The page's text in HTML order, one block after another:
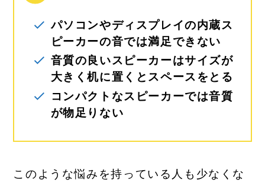
パソコンやディスプレイの内蔵ス
ピーカーの音では満足できない
音質の良いスピーカーはサイズが
大きく机に置くとスペースをとる
コンパクトなスピーカーでは音質
が物足りない
このような悩みを持っている人も少なくな